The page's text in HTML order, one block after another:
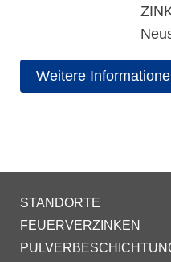
Weitere
STANDORTE
FEUERVERZINKEN